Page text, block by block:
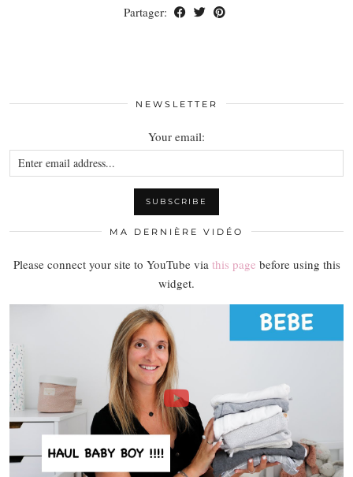
Partager:
NEWSLETTER
Your email:
MA DERNIÈRE VIDÉO
Please connect your site to YouTube via this page before using this
widget.